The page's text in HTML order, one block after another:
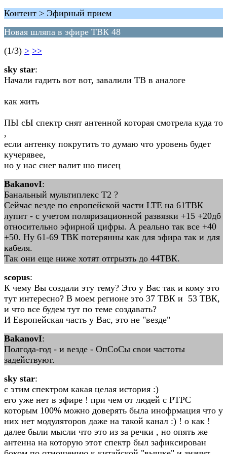
Контент > Эфирный прием
Новая шляпа в эфире ТВК 48
(1/3) > >>
sky star:
Начали гадить вот вот, завалили ТВ в аналоге
как жить
ПЫ сЫ спектр снят антенной которая смотрела куда то
,
если антенку покрутить то думаю что уровень будет
кучерявее,
но у нас снег валит шо писец
BakanovI:
Банальный мультиплекс Т2 ?
Сейчас везде по европейской части LTE на 61ТВК
лупит - с учетом поляризационной развязки +15 +20дб
относительно эфирной цифры. А реально так все +40
+50. Ну 61-69 ТВК потерянны как для эфира так и для
кабеля.
Так они еще ниже хотят отгрызть до 44ТВК.
scopus:
К чему Вы создали эту тему? Это у Вас так и кому это
тут интересно? В моем регионе это 37 ТВК и 53 ТВК,
и что все будем тут по теме создавать?
И Европейская часть у Вас, это не "везде"
BakanovI:
Полгода-год - и везде - ОпСоСы свои частоты
задействуют.
sky star:
с этим спектром какая целая история :)
его уже нет в эфире ! при чем от людей с РТРС
которым 100% можно доверять была инофрмация что у
них нет модуляторов даже на такой канал :) ! о как !
далее были мысли что это из за речки , но опять же
антенна на которую этот спектр был зафиксирован